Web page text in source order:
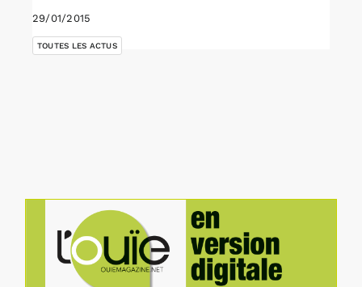
29/01/2015
TOUTES LES ACTUS